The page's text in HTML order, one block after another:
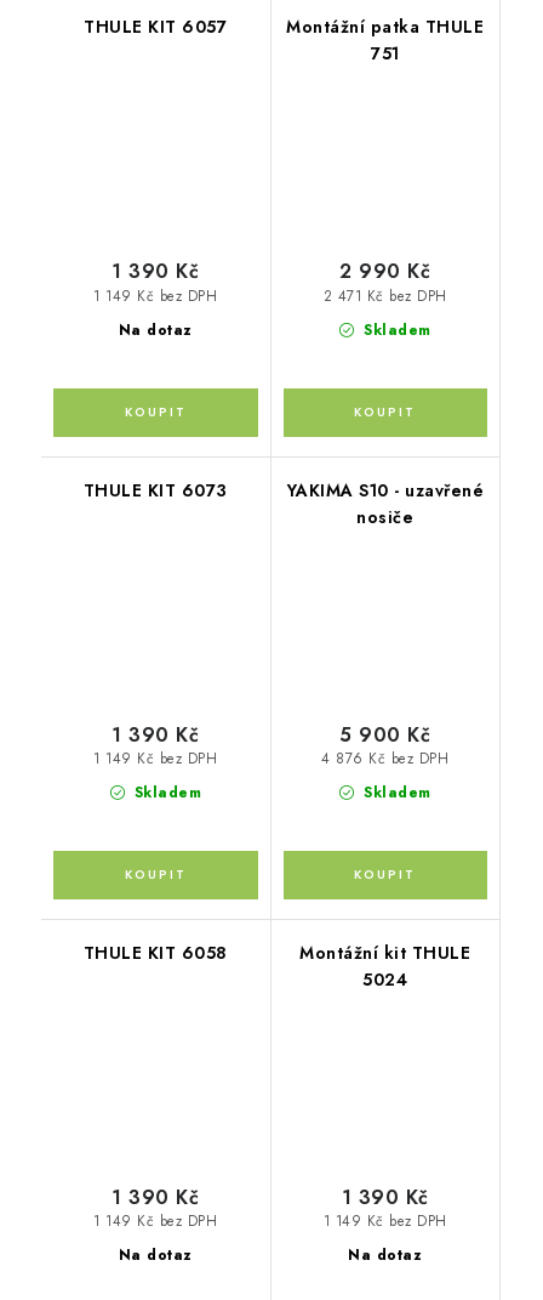
THULE KIT 6057
Na dotaz
1 149 Kč bez DPH
1 390 Kč
Montážní patka THULE
751
Skladem
2 471 Kč bez DPH
2 990 Kč
THULE KIT 6073
Skladem
1 149 Kč bez DPH
1 390 Kč
YAKIMA S10 - uzavřené
nosiče
Skladem
4 876 Kč bez DPH
5 900 Kč
THULE KIT 6058
Na dotaz
1 149 Kč bez DPH
1 390 Kč
Montážní kit THULE
5024
Na dotaz
1 149 Kč bez DPH
1 390 Kč